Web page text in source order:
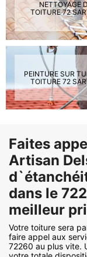
NETTOYAGE
TOITURE 72
PEINTURE SUR
TOITURE 72
Faites
Artisan
dans le
meilleur
Votre toiture sera
faire appel aux
72260 au plus vite.